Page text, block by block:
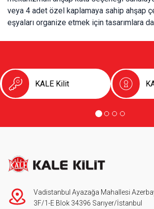
veya 4 adet özel kaplamaya sahip ahşap
eşyaları organize etmek için tasarımlara
KALE Kilit
Vadistanbul Ayazağa Mahallesi
3F/1-E Blok 34396 Sarıyer/İstanbul